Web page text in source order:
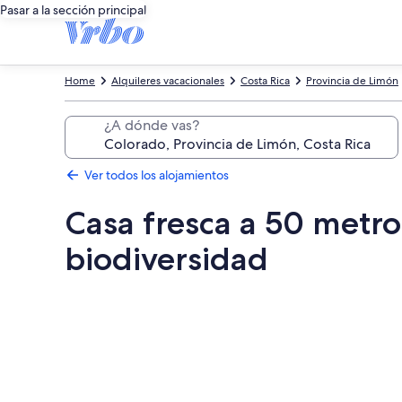
Pasar a la sección principal
Provincia de Limón
Costa Rica
Alquileres vacacionales
Home
¿A dónde vas?
Ver todos los alojamientos
Casa fresca a 50
biodiversidad